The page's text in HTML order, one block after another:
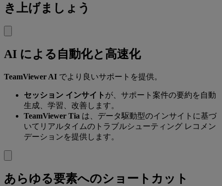
き上げましょう
AI による自動化と高速化
TeamViewer AI でより良いサポートを提供。
セッション インサイト が、サポート案件の要約を自動
生成、学習、改善します。
TeamViewer Tia は、データ駆動型のインサイトに基づ
いてリアルタイムのトラブルシューティング レコメン
デーションを提供します。
あらゆる要素へのショートカット